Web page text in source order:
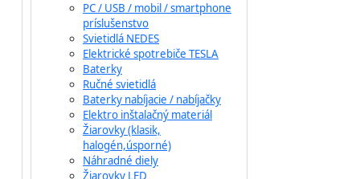
PC / USB / mobil / smartphone
príslušenstvo
Svietidlá NEDES
Elektrické spotrebiče TESLA
Baterky
Ručné svietidlá
Baterky nabíjacie / nabíjačky
Elektro inštalačný materiál
Žiarovky (klasik,
halogén,úsporné)
Náhradné diely
Žiarovky LED